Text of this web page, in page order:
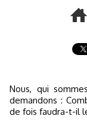
Nous, qui sommes des enfants héritiers de l’immigration,
demandons :
de fois faudra-t-il